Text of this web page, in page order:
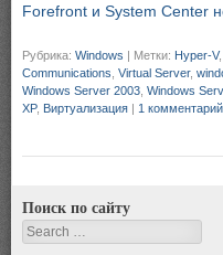
Forefront и System Center
Рубрика: Windows | Метки: Hyper-V,
Communications Virtual Server,
Windows Server 2003 Windows
XP, Виртуализация | 1 комментарий
Поиск по сайту
Search